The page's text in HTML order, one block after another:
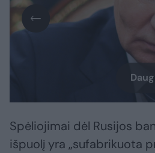
Spėliojimai dėl Rusijos
išpuolį yra „sufabrikuota